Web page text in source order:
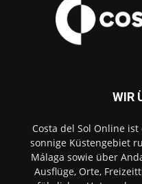
WIR
Costa del Sol Online
sonnige Küstengebiet
Málaga sowie über
Ausflüge, Orte,